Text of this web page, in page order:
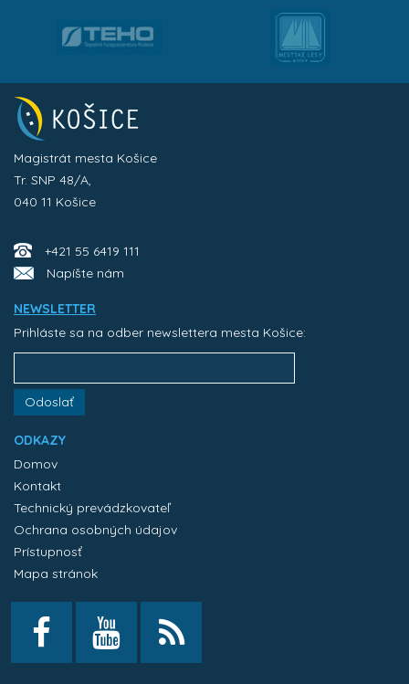
Magistrát mesta Košice
Tr. SNP 48/A,
040 11 Košice
+421 55 6419 111
Napíšte nám
NEWSLETTER
Prihláste sa na odber newslettera mesta Košice:
Odoslať
ODKAZY
Domov
Kontakt
Technický prevádzkovateľ
Ochrana osobných údajov
Prístupnosť
Mapa stránok